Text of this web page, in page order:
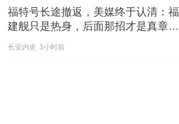
福特号长途撤返，美媒终于认清：福
建舰只是热身，后面那招才是真章。
白宫的失眠夜，恐怕还在后头
长安内史 3小时前